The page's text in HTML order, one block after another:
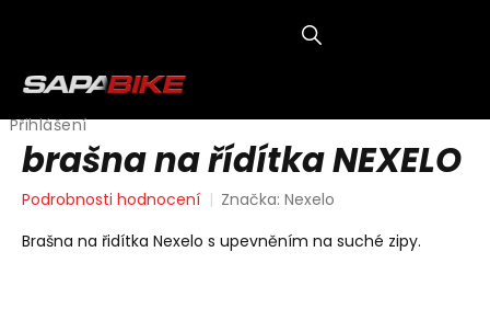
Přihlášení
brašna na řídítka NEXELO
Průměrné
produktu
Podrobnosti hodnocení Značka:Nexelo
Brašna na řidítka Nexelo s upevněním na suché zipy.